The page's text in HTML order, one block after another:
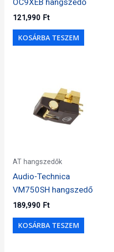
OC9XEB hangszedő
121,990 Ft
KOSÁRBA TESZEM
AT hangszedők
Audio-Technica
VM750SH hangszedő
189,990 Ft
KOSÁRBA TESZEM